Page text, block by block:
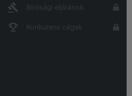
Bírósági eljárások
Konkurens cégek